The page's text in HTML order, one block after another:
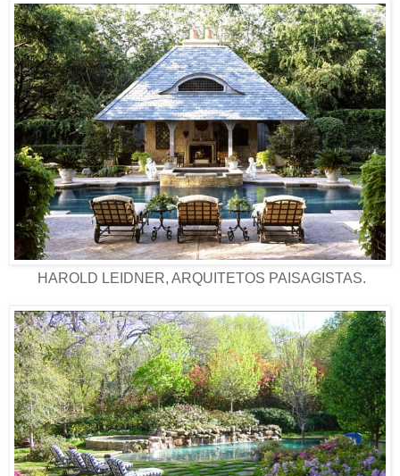
HAROLD LEIDNER, ARQUITETOS PAISAGISTAS.